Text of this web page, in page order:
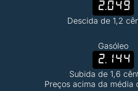
2.049
Descida de 1,2
Gasóleo
2.144
Subida de 1,6
Preços acima da média